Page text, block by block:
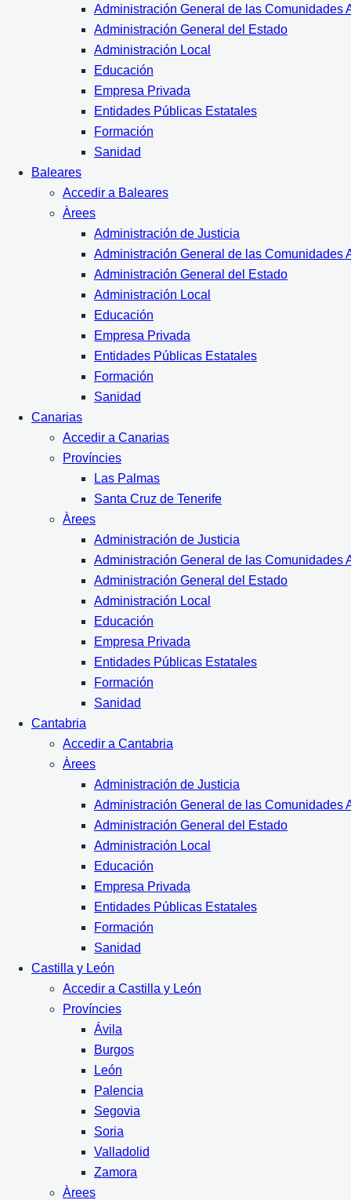
Administración General de las Comunidades
Administración General del Estado
Administración Local
Educación
Empresa Privada
Entidades Públicas Estatales
Formación
Sanidad
Baleares
Accedir a Baleares
Àrees
Administración de Justicia
Administración General de las Comunidades
Administración General del Estado
Administración Local
Educación
Empresa Privada
Entidades Públicas Estatales
Formación
Sanidad
Canarias
Accedir a Canarias
Províncies
Las Palmas
Santa Cruz de Tenerife
Àrees
Administración de Justicia
Administración General de las Comunidades
Administración General del Estado
Administración Local
Educación
Empresa Privada
Entidades Públicas Estatales
Formación
Sanidad
Cantabria
Accedir a Cantabria
Àrees
Administración de Justicia
Administración General de las Comunidades
Administración General del Estado
Administración Local
Educación
Empresa Privada
Entidades Públicas Estatales
Formación
Sanidad
Castilla y León
Accedir a Castilla y León
Províncies
Ávila
Burgos
León
Palencia
Segovia
Soria
Valladolid
Zamora
Àrees